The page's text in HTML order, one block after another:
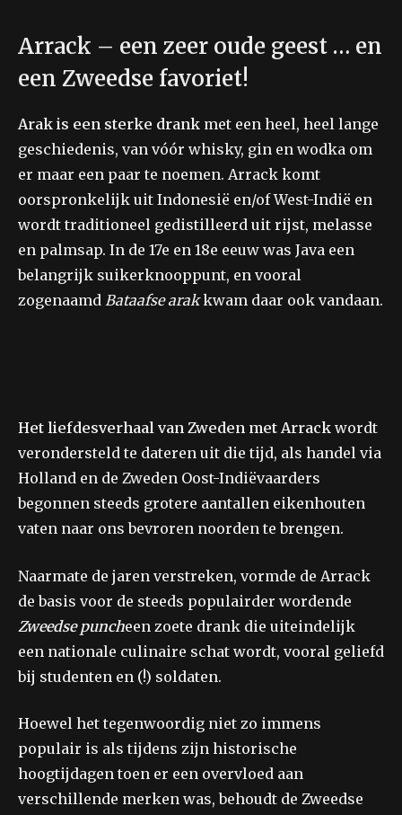
Arrack – een zeer oude geest … en
een Zweedse favoriet!
Arak is een sterke drank met een heel, heel lange
geschiedenis, van vóór whisky, gin en wodka om
er maar een paar te noemen. Arrack komt
oorspronkelijk uit Indonesië en/of West-Indië en
wordt traditioneel gedistilleerd uit rijst, melasse
en palmsap. In de 17e en 18e eeuw was Java een
belangrijk suikerknooppunt, en vooral
zogenaamd Bataafse arakkwam daar ook vandaan.
Het liefdesverhaal van Zweden met Arrack wordt
verondersteld te dateren uit die tijd, als handel via
Holland en de Zweden Oost-Indiëvaarders
begonnen steeds grotere aantallen eikenhouten
vaten naar ons bevroren noorden te brengen.
Naarmate de jaren verstreken, vormde de Arrack
de basis voor de steeds populairder wordende
Zweedse puncheen zoete drank die uiteindelijk
een nationale culinaire schat wordt, vooral geliefd
bij studenten en (!) soldaten.
Hoewel het tegenwoordig niet zo immens
populair is als tijdens zijn historische
hoogtijdagen toen er een overvloed aan
verschillende merken was, behoudt de Zweedse